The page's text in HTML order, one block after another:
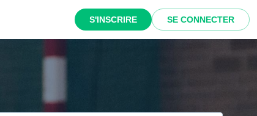
S'INSCRIRE SE CONNECTER